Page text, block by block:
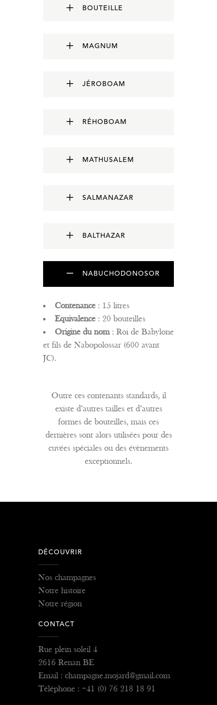
BOUTEILLE
MAGNUM
JÉROBOAM
RÉHOBOAM
MATHUSALEM
SALMANAZAR
BALTHAZAR
NABUCHODONOSOR
Contenance : 15 litres
Equivalence : 20 bouteilles
Origine du nom: Roi de Babylone
et fils de Nabopolossar (600 avant
JC).
Outre ces contenants standards, il
existe d’autres tailles et d’autres
formes de bouteilles, mais ces
dernières sont alors utilisées pour des
cuvées spéciales ou des évènements
exceptionnels.
DÉCOUVRIR
Nos champagnes
Notre histoire
Notre région
CONTACT
Rue plein soleil 4
2616 Renan BE
Email : champagne.mojard@gmail.com
Téléphone : +41 (0) 76 218 18 91